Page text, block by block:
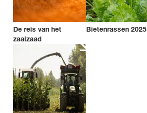
De reis van het
zaaizaad
Bietenrassen 2025